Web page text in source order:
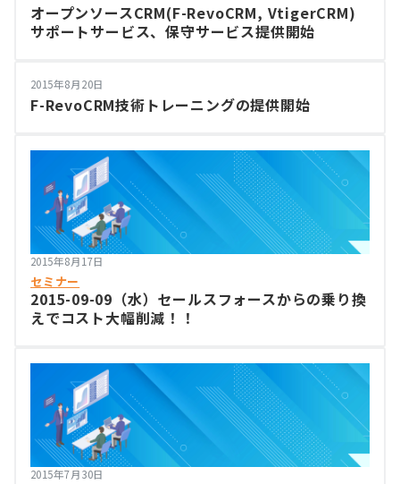
オープンソースCRM(F-RevoCRM, VtigerCRM)
サポートサービス、保守サービス提供開始
2015年8月20日
F-RevoCRM技術トレーニングの提供開始
2015年8月17日
セミナー
2015-09-09（水）セールスフォースからの乗り換
えでコスト大幅削減！！
2015年7月30日